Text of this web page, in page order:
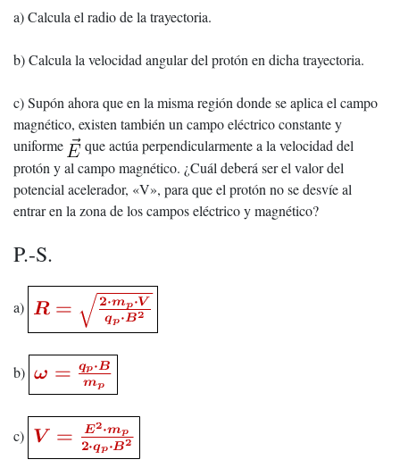
a) Calcula el radio de la trayectoria.
b) Calcula la velocidad angular del protón en dicha trayectoria.
c) Supón ahora que en la misma región donde se aplica el campo
magnético, existen también un campo eléctrico constante y
uniforme
que actúa perpendicularmente a la velocidad del
protón y al campo magnético. ¿Cuál deberá ser el valor del
potencial acelerador, «V», para que el protón no se desvíe al
entrar en la zona de los campos eléctrico y magnético?
P.-S.
a)
b)
c)